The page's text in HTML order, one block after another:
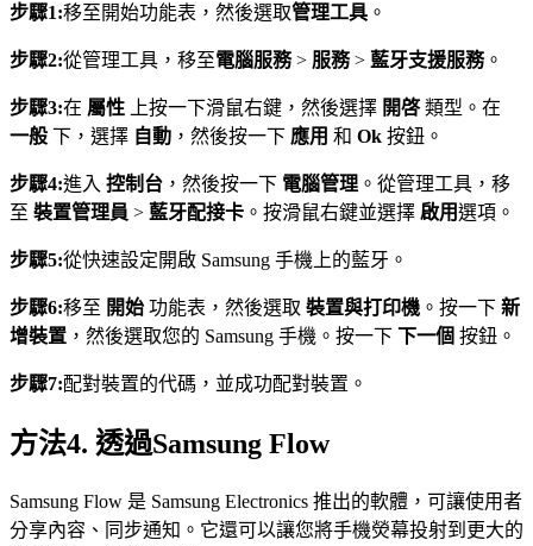
步驟1:移至開始功能表，然後選取管理工具 。
步驟2:從管理工具，移至電腦服務> 服務> 藍牙支援服務。
步驟3:在 屬性 上按一下滑鼠右鍵，然後選擇 開啓類型。在
一般 下，選擇 自動 ，然後按一下 應用 和 Ok 按鈕。
步驟4:進入 控制台 ，然後按一下 電腦管理 。從管理工具，移
至 裝置管理員 > 藍牙配接卡 。按滑鼠右鍵並選擇 啟用選項。
步驟5:從快速設定開啟 Samsung 手機上的藍牙。
步驟6:移至 開始 功能表，然後選取 裝置與打印機 。按一下 新
增裝置 ，然後選取您的 Samsung 手機。按一下 下一個 按鈕。
步驟7:配對裝置的代碼，並成功配對裝置。
方法4. 透過Samsung Flow
Samsung Flow 是 Samsung Electronics 推出的軟體，可讓使用者
分享內容、同步通知。它還可以讓您將手機熒幕投射到更大的